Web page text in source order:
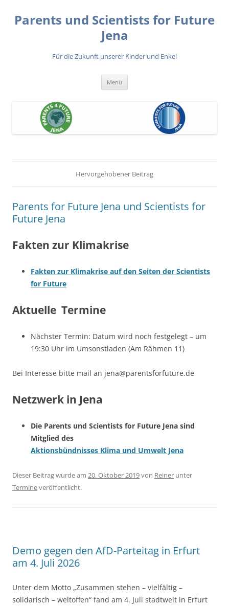
springen
Parents und Scientists for Future
Jena
Für die Zukunft unserer Kinder und Enkel
Menü
Hervorgehobener Beitrag
Parents for Future Jena und Scientists for
Future Jena
Fakten zur Klimakrise
Fakten zur Klimakrise auf den Seiten der Scientists
for Future
Aktuelle Termine
Nächster Termin: Datum wird noch festgelegt – um
19:30 Uhr im Umsonstladen (Am Rähmen 11)
Bei Interesse bitte mail an jena@parentsforfuture.de
Netzwerk in Jena
Die Parents und Scientists for Future Jena sind
Mitglied des
Aktionsbündnisses Klima und Umwelt Jena
Dieser Beitrag wurde am 20. Oktober 2019von Reiner unter
Termineveröffentlicht.
Demo gegen den AfD-Parteitag in Erfurt
am 4. Juli 2026
Unter dem Motto „Zusammen stehen – vielfältig –
solidarisch – weltoffen“ fand am 4. Juli stadtweit in Erfurt